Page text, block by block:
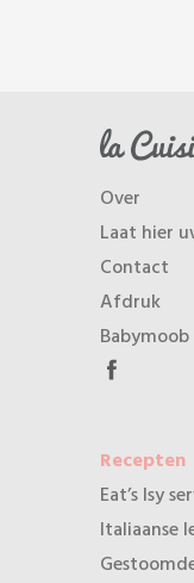
Over
Laat hier
Contact
Afdruk
Babymoob
Recepten
Eat’s Isy
Italiaanse